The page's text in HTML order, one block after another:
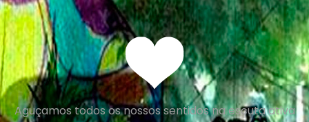
Aguçamos todos os nossos sentidos na escuta ativa